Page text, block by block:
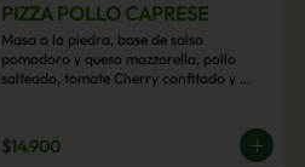
PIZZA POLLO CAPRESE
Masa a la piedra, base de salsa
pomodoro y queso mozzarella, pollo
salteado, tomate Cherry confitado y
$14.900